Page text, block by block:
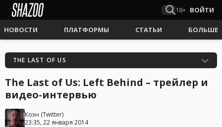
18+ ВОЙТИ
НОВОСТИ ПЛАТФОРМЫ СТАТЬИ БОЛЬШЕ
THE LAST OF US
The Last of Us: Left Behind – трейлер и
видео-интервью
Коэн (Twitter)
23:35, 22 января 2014